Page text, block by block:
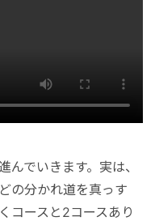
でいきます。実は、
の分かれ道を真っす
コースと2コースあり